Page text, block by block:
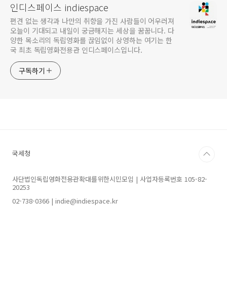
[오이지
※ 배우들의 스케쥴
인디스페이스 indiespace
편견 없는 생각과 나만의 취향을 가진 사람들이 어우러져
오늘이 기대되고 내일이 궁금해지는 세상을 꿈꿉니다. 다
양한 목소리의 독립영화를 끊임없이 상영하는 여기는 한
국 최초 독립영화전용관 인디스페이스입니다.
구독하기
국세청
사단법인독립영화전용관확대를위한시민모임 | 사업자등록번호 105-82-
20253
02-738-0366 | indie@indiespace.kr